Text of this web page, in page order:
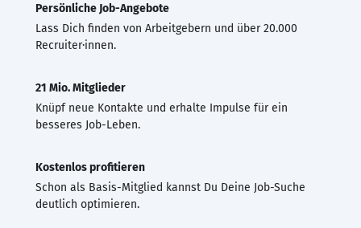
Persönliche Job-Angebote
Lass Dich finden von Arbeitgebern und über 20.000
Recruiter·innen.
21 Mio. Mitglieder
Knüpf neue Kontakte und erhalte Impulse für ein
besseres Job-Leben.
Kostenlos profitieren
Schon als Basis-Mitglied kannst Du Deine Job-Suche
deutlich optimieren.